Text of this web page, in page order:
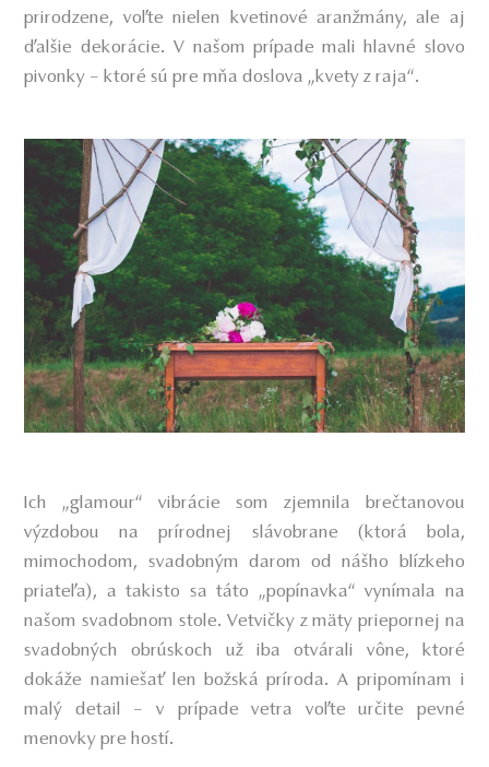
prirodzene, voľte nielen kvetinové aranžmány, ale aj
ďalšie dekorácie. V našom prípade mali hlavné slovo
pivonky – ktoré sú pre mňa doslova „kvety z raja“.
Ich „glamour“ vibrácie som zjemnila brečtanovou
výzdobou na prírodnej slávobrane (ktorá bola,
mimochodom, svadobným darom od nášho blízkeho
priateľa), a takisto sa táto „popínavka“ vynímala na
našom svadobnom stole. Vetvičky z mäty priepornej na
svadobných obrúskoch už iba otvárali vône, ktoré
dokáže namiešať len božská príroda. A pripomínam i
malý detail – v prípade vetra voľte určite pevné
menovky pre hostí.